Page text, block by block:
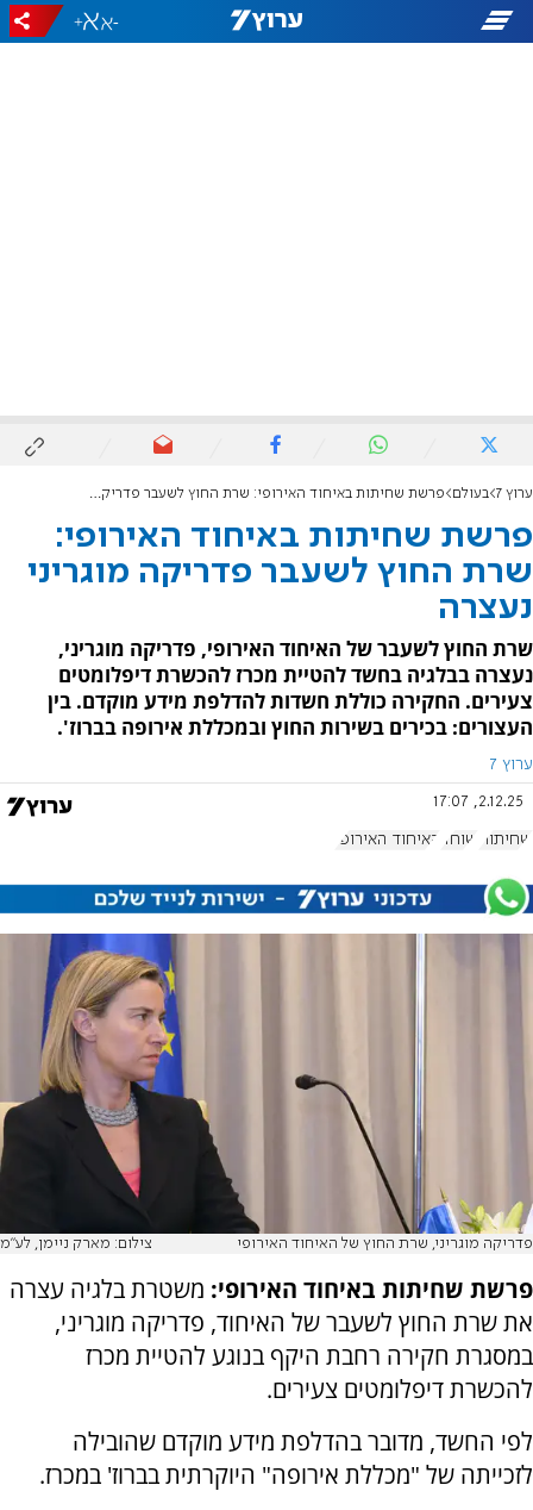
-
+
ערוץ 7 בעולם פרשת שחיתות באיחוד האירופי: שרת החוץ לשעבר פדריקה מוגריני נעצרה
פרשת שחיתות באיחוד האירופי:
שרת החוץ לשעבר פדריקה מוגריני
נעצרה
שרת החוץ לשעבר של האיחוד האירופי, פדריקה מוגריני,
נעצרה בבלגיה בחשד להטיית מכרז להכשרת דיפלומטים
צעירים. החקירה כוללת חשדות להדלפת מידע מוקדם. בין
העצורים: בכירים בשירות החוץ ובמכללת אירופה בברוז'.
ערוץ 7
2.12.25, 17:07
שחיתות שוחד האיחוד האירופי
פדריקה מוגריני, שרת החוץ של האיחוד האירופי צילום: מארק ניימן, לע"מ
פרשת שחיתות באיחוד האירופי: משטרת בלגיה עצרה
את שרת החוץ לשעבר של האיחוד, פדריקה מוגריני,
במסגרת חקירה רחבת היקף בנוגע להטיית מכרז
להכשרת דיפלומטים צעירים.
לפי החשד, מדובר בהדלפת מידע מוקדם שהובילה
לזכייתה של "מכללת אירופה" היוקרתית בברוז' במכרז.